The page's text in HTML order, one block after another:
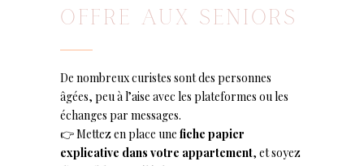
OFFRE AUX SENIORS
De nombreux curistes sont des personnes
âgées, peu à l’aise avec les plateformes ou les
échanges par messages.
👉 Mettez en place une fiche papier
explicative dans votre appartement, et soyez